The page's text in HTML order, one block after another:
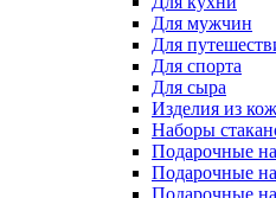
Для мужчин
Для
Для спорта
Для сыра
Изделия из
Наборы
Подарочные
Подарочные
Подарочные